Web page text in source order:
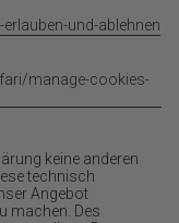
und-ablehnen
manage-cookies-
keine anderen
technisch
Angebot
machen. Des